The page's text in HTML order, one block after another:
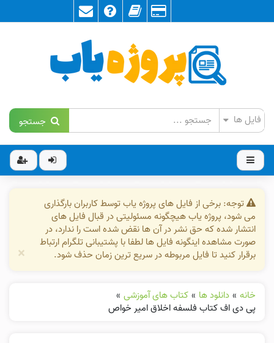
جستجو
توجه: برخی از فایل های پروژه یاب توسط کاربران بارگذاری
می شود، پروژه یاب هیچگونه مسئولیتی در قبال فایل های
انتشار شده که حق نشر در آن ها نقض شده است را ندارد، در
صورت مشاهده اینگونه فایل ها لطفا با پشتیبانی تلگرام ارتباط
برقرار کنید تا فایل مربوطه در سریع ترین زمان حذف شود.
×
خانه » دانلود ها » کتاب های آموزشی »
پی دی اف کتاب فلسفه اخلاق امیر خواص